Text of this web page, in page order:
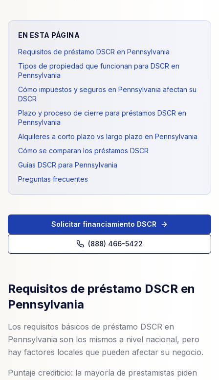
EN ESTA PÁGINA
Requisitos de préstamo DSCR en Pennsylvania
Tipos de propiedad que funcionan para DSCR en
Pennsylvania
Cómo impuestos y seguros en Pennsylvania afectan su
DSCR
Plazo y proceso de cierre para préstamos DSCR en
Pennsylvania
Alquileres a corto plazo vs largo plazo en Pennsylvania
Cómo se comparan los préstamos DSCR
Guías DSCR para Pennsylvania
Preguntas frecuentes
Solicitar financiamiento DSCR
(888) 466-5422
Requisitos de préstamo DSCR en
Pennsylvania
Los requisitos básicos de préstamo DSCR en
Pennsylvania son los mismos a nivel nacional, pero
hay factores locales que pueden afectar su negocio.
Puntaje crediticio: la mayoría de prestamistas piden